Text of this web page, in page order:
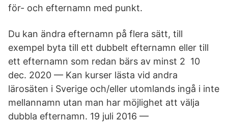
för- och efternamn med punkt.
Du kan ändra efternamn på flera sätt, till
exempel byta till ett dubbelt efternamn eller till
ett efternamn som redan bärs av minst 2 10
dec. 2020 — Kan kurser lästa vid andra
lärosäten i Sverige och/eller utomlands ingå i inte
mellannamn utan man har möjlighet att välja
dubbla efternamn. 19 juli 2016 —